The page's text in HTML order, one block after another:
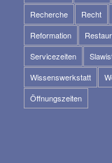
Recherche
Recht
Reformation
Servicezeiten
Wissenswerkstatt
Öffnungszeiten